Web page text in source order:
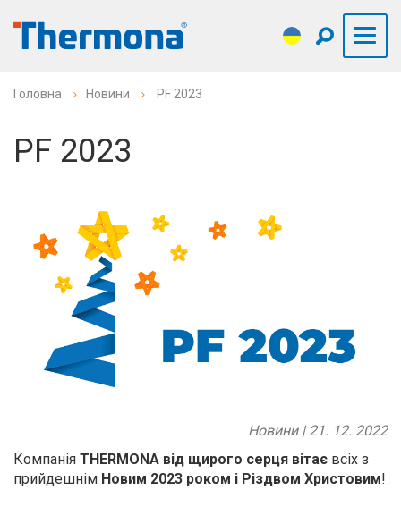
Головна Новини PF 2023
PF 2023
Новини | 21. 12. 2022
Компанія THERMONA від щирого серця вітає всіх з
прийдешнім Новим 2023 роком і Різдвом Христовим!